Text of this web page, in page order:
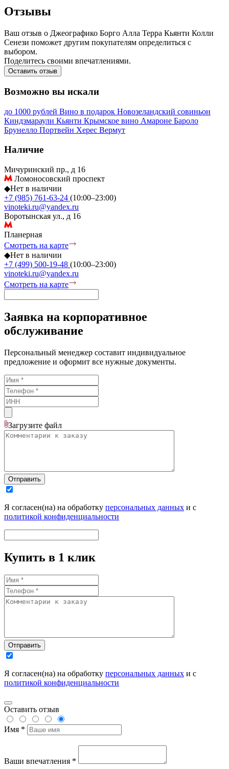
Отзывы
Ваш отзыв о Джеографико Борго Алла Терра Кьянти Колли
Сенези поможет другим покупателям определиться с
выбором.
Поделитесь своими впечатлениями.
Оставить отзыв
Возможно вы искали
до 1000 рублей Вино в подарок Новозеландский совиньон
Киндзмараули Кьянти Крымское вино Амароне Бароло
Брунелло Портвейн Херес Вермут
Наличие
Мичуринский пр., д 16
Ломоносовский проспект
◆Нет в наличии
+7 (985) 761-63-24 (10:00–23:00)
vinoteki.ru@yandex.ru
Воротынская ул., д 16
Планерная
Смотреть на карте
◆Нет в наличии
+7 (499) 500-19-48 (10:00–23:00)
vinoteki.ru@yandex.ru
Смотреть на карте
Заявка на корпоративное
обслуживание
Персональный менеджер составит индивидуальное
предложение и оформит все нужные документы.
Загрузите файл
Отправить
Я согласен(на) на обработку персональных данных и с
политикой конфиденциальности
Купить в 1 клик
Отправить
Я согласен(на) на обработку персональных данных и с
политикой конфиденциальности
Оставить отзыв
Имя *
Ваши впечатления *